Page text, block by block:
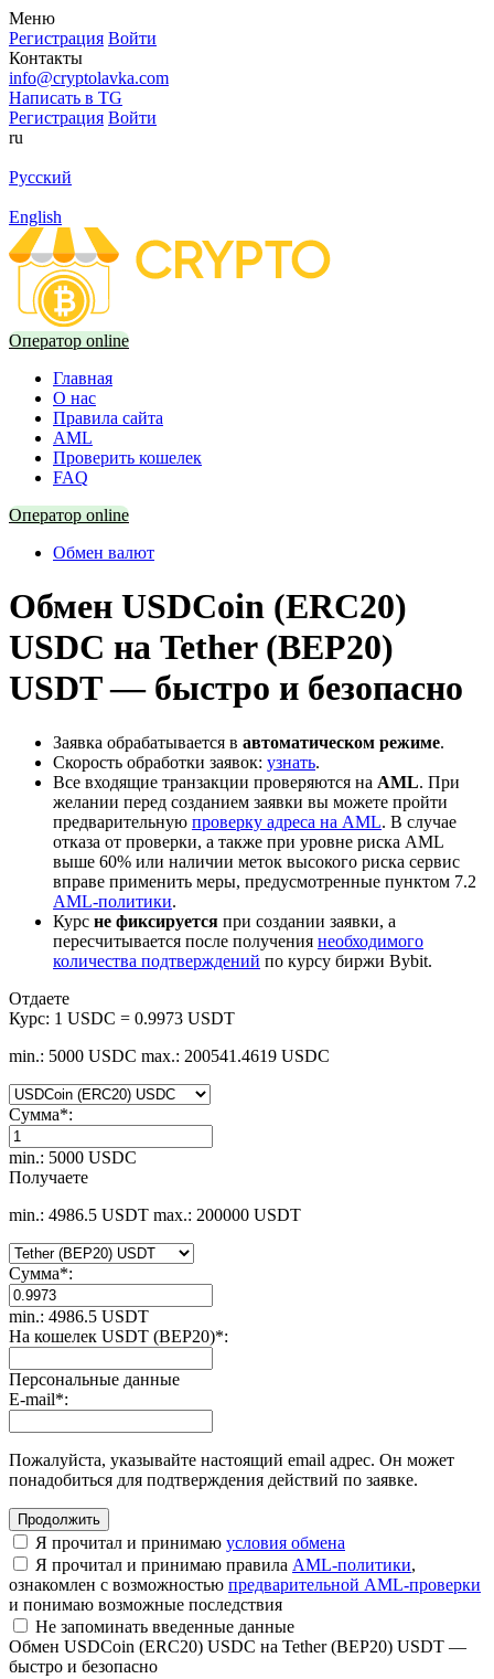
Меню
Регистрация Войти
Контакты
info@cryptolavka.com
Написать в TG
Регистрация Войти
ru
Русский
English
Оператор online
Главная
О нас
Правила сайта
AML
Проверить кошелек
FAQ
Оператор online
Обмен валют
Обмен USDCoin (ERC20)
USDC на Tether (BEP20)
USDT — быстро и безопасно
Заявка обрабатывается в автоматическом режиме.
Скорость обработки заявок: узнать.
Все входящие транзакции проверяются на AML. При
желании перед созданием заявки вы можете пройти
предварительную проверку адреса на AML. В случае
отказа от проверки, а также при уровне риска AML
выше 60% или наличии меток высокого риска сервис
вправе применить меры, предусмотренные пунктом 7.2
AML-политики.
Курс не фиксируется при создании заявки, а
пересчитывается после получения необходимого
количества подтверждений по курсу биржи Bybit.
Отдаете
Курс: 1 USDC = 0.9973 USDT
min.: 5000 USDC max.: 200541.4619 USDC
Сумма*:
min.: 5000 USDC
Получаете
min.: 4986.5 USDT max.: 200000 USDT
Сумма*:
min.: 4986.5 USDT
На кошелек USDT (BEP20)*:
Персональные данные
E-mail*:
Пожалуйста, указывайте настоящий email адрес. Он может
понадобиться для подтверждения действий по заявке.
Я прочитал и принимаю условия обмена
Я прочитал и принимаю правила AML-политики,
ознакомлен с возможностью предварительной AML-проверки
и понимаю возможные последствия
Не запоминать введенные данные
Обмен USDCoin (ERC20) USDC на Tether (BEP20) USDT —
быстро и безопасно